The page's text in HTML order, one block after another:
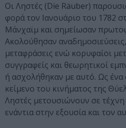
Οι Ληστές (Die Räuber)
φορά τον Ιανουάριο του 1782
Μάνχαϊμ και σημείωσαν
Ακολούθησαν
μεταφράσεις ενώ κορυφαίοι
συγγραφείς και θεωρητικοί
ή ασχολήθηκαν με αυτό. Ως
κείμενο του κινήματος της
Ληστές μετουσιώνουν σε τέχνη
ενάντια στην εξουσία και τον